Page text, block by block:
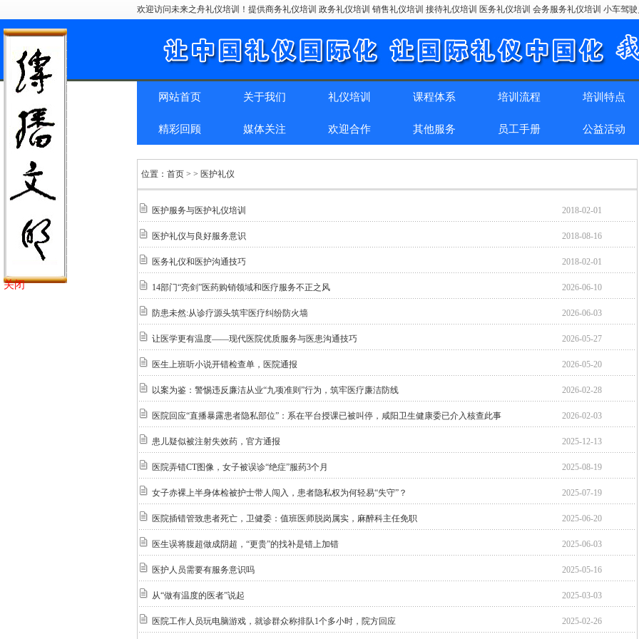
欢迎访问未来之舟礼仪培训！提供商务礼仪培训 政务礼仪培训 销售礼仪培训 接待礼仪培训 医务礼仪培训 会务服务礼仪培训 小车驾
网站首页 关于我们 礼仪培训 课程体系 培训流程 培训特点
精彩回顾 媒体关注 欢迎合作 其他服务 员工手册 公益活动
位置： 首页 > > 医护礼仪
医护服务与医护礼仪培训 2018-02-01
医护礼仪与良好服务意识 2018-08-16
医务礼仪和医护沟通技巧 2018-02-01
14部门“亮剑”医药购销领域和医疗服务不正之风 2026-06-10
防患未然:从诊疗源头筑牢医疗纠纷防火墙 2026-06-03
让医学更有温度——现代医院优质服务与医患沟通技巧 2026-05-27
医生上班听小说开错检查单，医院通报 2026-05-20
以案为鉴：警惕违反廉洁从业“九项准则”行为，筑牢医疗廉洁防线 2026-02-28
医院回应“直播暴露患者隐私部位”：系在平台授课已被叫停，咸阳卫生健康委已介入核查此事 2026-02-03
患儿疑似被注射失效药，官方通报 2025-12-13
医院弄错CT图像，女子被误诊“绝症”服药3个月 2025-08-19
女子赤裸上半身体检被护士带人闯入，患者隐私权为何轻易“失守”？ 2025-07-19
医院插错管致患者死亡，卫健委：值班医师脱岗属实，麻醉科主任免职 2025-06-20
医生误将腹超做成阴超，“更贵”的找补是错上加错 2025-06-03
医护人员需要有服务意识吗 2025-05-16
从“做有温度的医者”说起 2025-03-03
医院工作人员玩电脑游戏，就诊群众称排队1个多小时，院方回应 2025-02-26
关闭